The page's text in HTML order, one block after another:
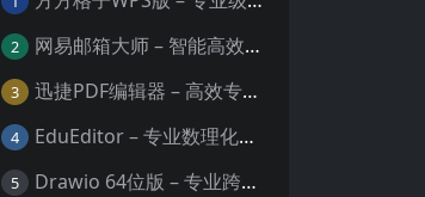
2 网易邮箱大师 – 智能高效的全平台邮箱管理专家
3 迅捷PDF编辑器 – 高效专业的PDF编辑与格式处理工具
4 EduEditor – 专业数理化公式与科学文档编辑器
5 Drawio 64位版 – 专业跨平台图表设计与协作工具